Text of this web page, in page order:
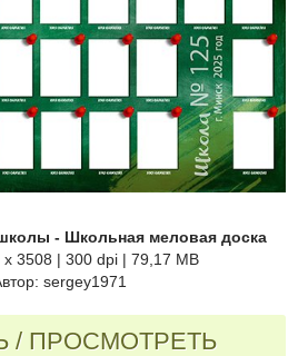
- Школьная меловая доска
x 3508 | 300 dpi | 79,17 MB
sergey1971
/ ПРОСМОТРЕТЬ